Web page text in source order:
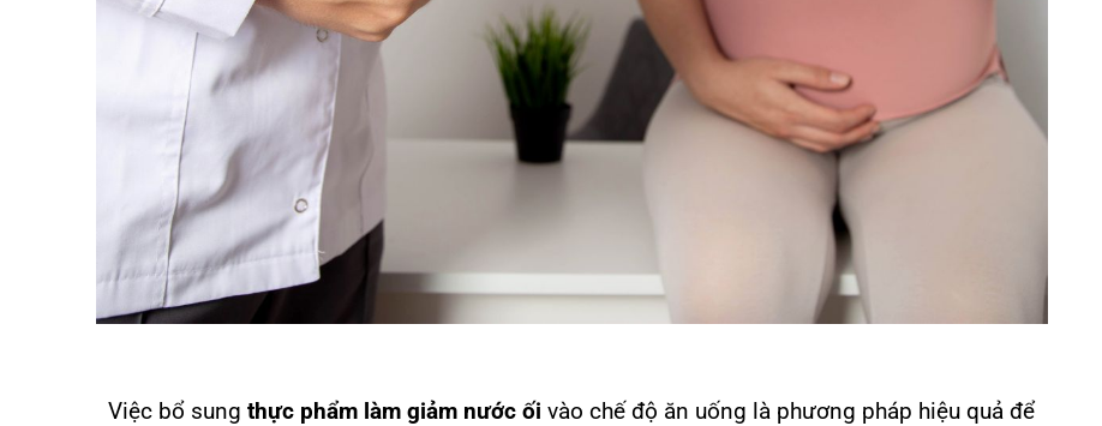
Việc bổ sung thực phẩm làm giảm nước ối vào chế độ ăn uống là phương pháp hiệu quả để